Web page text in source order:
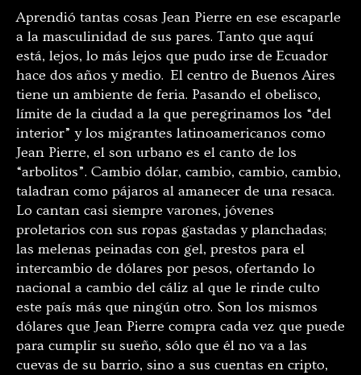
Aprendió tantas cosas Jean Pierre en ese escaparle
a la masculinidad de sus pares. Tanto que aquí
está, lejos, lo más lejos que pudo irse de Ecuador
hace dos años y medio. El centro de Buenos Aires
tiene un ambiente de feria. Pasando el obelisco,
límite de la ciudad a la que peregrinamos los “del
interior” y los migrantes latinoamericanos como
Jean Pierre, el son urbano es el canto de los
“arbolitos”. Cambio dólar, cambio, cambio, cambio,
taladran como pájaros al amanecer de una resaca.
Lo cantan casi siempre varones, jóvenes
proletarios con sus ropas gastadas y planchadas;
las melenas peinadas con gel, prestos para el
intercambio de dólares por pesos, ofertando lo
nacional a cambio del cáliz al que le rinde culto
este país más que ningún otro. Son los mismos
dólares que Jean Pierre compra cada vez que puede
para cumplir su sueño, sólo que él no va a las
cuevas de su barrio, sino a sus cuentas en cripto,